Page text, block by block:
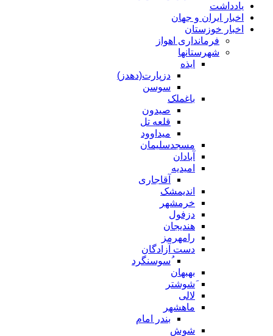
یادداشت
اخبار ایران و جهان
اخبار خوزستان
فرمانداری اهواز
شهرستانها
دزپارت(دهدز)
سوسن
باغملک
صیدون
قلعه تل
میداوود
مسجدسلیمان
آبادان
امیدیه
آقاجاری
اندیمشک
خرمشهر
دزفول
هندیجان
رامهرمز
دست آزادگان
ُسوسنگرد
بهبهان
َشوشتر
ماهشهر
بندر امام
شوش